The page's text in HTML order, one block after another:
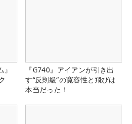
『G740』アイアンが引き出
す“反則級”の寛容性と飛びは
本当だった！